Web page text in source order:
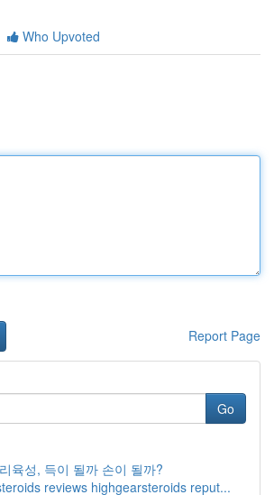
Who Upvoted
Report Page
Go
육성, 득이 될까 손이 될까?
reviews highgearsteroids reput...